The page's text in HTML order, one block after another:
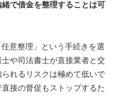
で借金を整理することは可
意整理」という手続きを選
や司法書士が直接業者と交
れるリスクは極めて低いで
接の督促もストップするた